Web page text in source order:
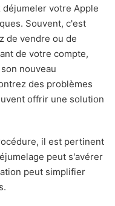
votre Apple
Souvent, c'est
de vendre ou de
de votre compte,
nouveau
des problèmes
offrir une solution
il est pertinent
peut s'avérer
peut simplifier